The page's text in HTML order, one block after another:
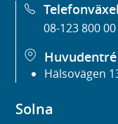
Telefonväxel
08-123 800 00
Huvudentré
Hälsovägen
Solna